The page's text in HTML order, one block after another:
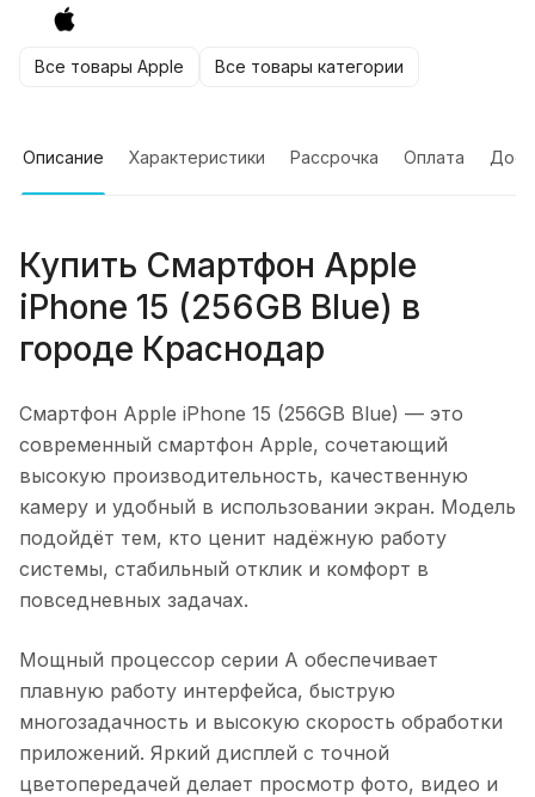
Все товары Apple Все товары категории
Описание Характеристики Рассрочка Оплата
Купить Смартфон Apple
iPhone 15 (256GB Blue) в
городе Краснодар
Смартфон Apple iPhone 15 (256GB Blue) — это
современный смартфон Apple, сочетающий
высокую производительность, качественную
камеру и удобный в использовании экран. Модель
подойдёт тем, кто ценит надёжную работу
системы, стабильный отклик и комфорт в
повседневных задачах.
Мощный процессор серии A обеспечивает
плавную работу интерфейса, быструю
многозадачность и высокую скорость обработки
приложений. Яркий дисплей с точной
цветопередачей делает просмотр фото, видео и